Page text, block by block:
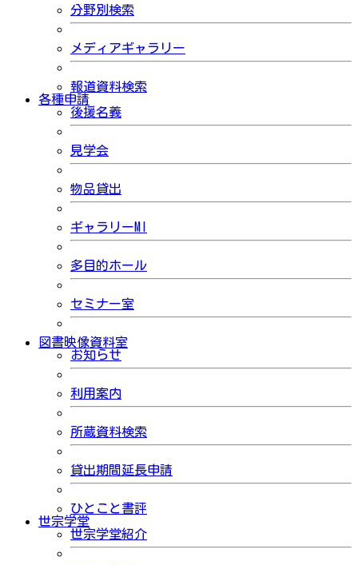
分野別検索
メディアギャラリー
報道資料検索
各種申請
後援名義
見学会
物品貸出
ギャラリーMI
多目的ホール
セミナー室
図書映像資料室
お知らせ
利用案内
所蔵資料検索
貸出期間延長申請
ひとこと書評
世宗学堂
世宗学堂紹介